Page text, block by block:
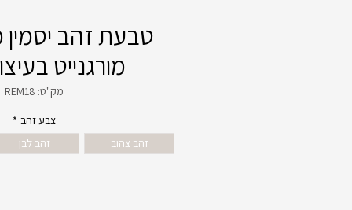
טבעת זהב יסמין
מורגנייט
מק"ט: REM18
צבע זהב *
זהב צהוב
זהב לבן